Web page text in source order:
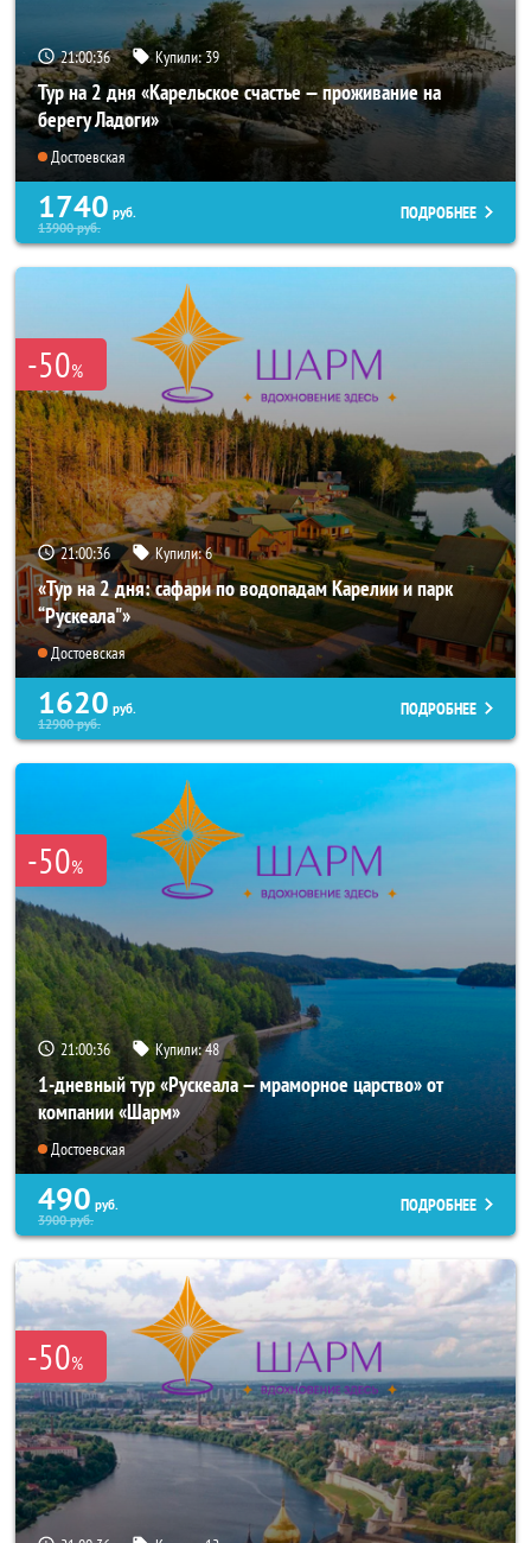
21:00:34 Купили:39
Тур на 2 дня «Карельское счастье — проживание на
берегу Ладоги»
Достоевская
1740 руб.
13900руб.
ПОДРОБНЕЕ
-50%
21:00:34 Купили:6
«Тур на 2 дня: сафари по водопадам Карелии и парк
“Рускеала"»
Достоевская
1620 руб.
12900руб.
ПОДРОБНЕЕ
-50%
21:00:34 Купили:48
1-дневный тур «Рускеала — мраморное царство» от
компании «Шарм»
Достоевская
490 руб.
3900руб.
ПОДРОБНЕЕ
-50%